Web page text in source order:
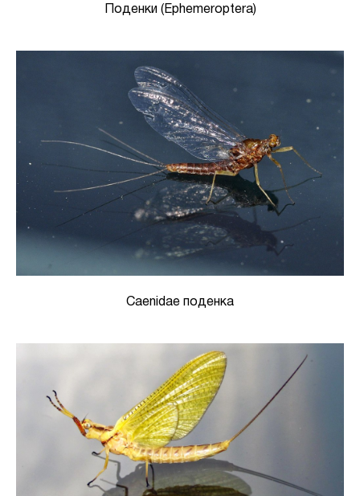
Поденки (Ephemeroptera)
Caenidae поденка